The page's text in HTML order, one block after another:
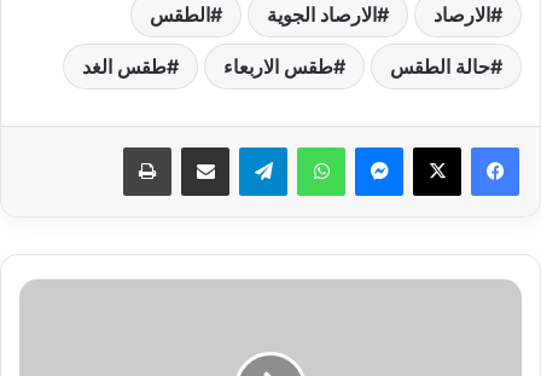
الارصاد الارصاد الجوية الطقس
حالة الطقس طقس الاربعاء طقس الغد
فيسبوك ‫X ماسنجر واتساب تيلقرام مشاركة عبر البريد طباعة
عاجل..